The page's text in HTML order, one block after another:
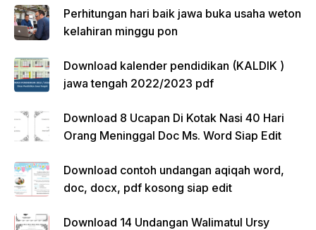
Perhitungan hari baik jawa buka usaha weton
kelahiran minggu pon
Download kalender pendidikan (KALDIK )
jawa tengah 2022/2023 pdf
Download 8 Ucapan Di Kotak Nasi 40 Hari
Orang Meninggal Doc Ms. Word Siap Edit
Download contoh undangan aqiqah word,
doc, docx, pdf kosong siap edit
Download 14 Undangan Walimatul Ursy